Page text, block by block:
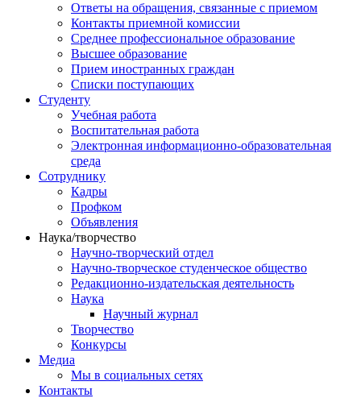
Ответы на обращения, связанные с приемом
Контакты приемной комиссии
Среднее профессиональное образование
Высшее образование
Прием иностранных граждан
Списки поступающих
Студенту
Учебная работа
Воспитательная работа
Электронная информационно-образовательная
среда
Сотруднику
Кадры
Профком
Объявления
Наука/творчество
Научно-творческий отдел
Научно-творческое студенческое общество
Редакционно-издательская деятельность
Наука
Научный журнал
Творчество
Конкурсы
Медиа
Мы в социальных сетях
Контакты